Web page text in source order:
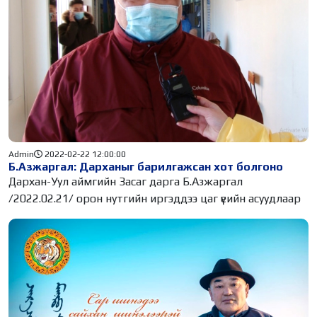
Б.Азжаргал: Дарханыг барилгажсан хот болгоно
Admin 2022-02-22 12:00:00
Дархан-Уул аймгийн Засаг дарга Б.Азжаргал
/2022.02.21/ орон нутгийн иргэддээ цаг үеийн асуудлаар